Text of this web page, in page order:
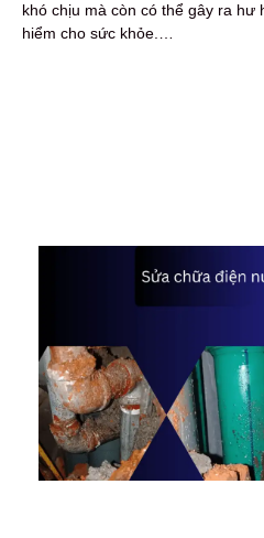
khó chịu mà còn có thể gây ra hư
hiểm cho sức khỏe.…